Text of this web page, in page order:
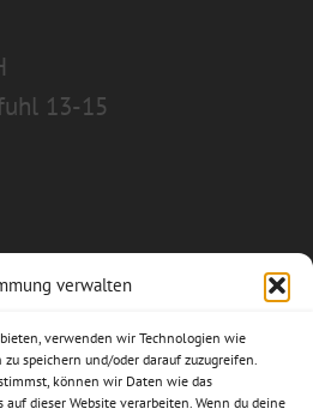
verwalten
verwenden wir Technologien wie
speichern und/oder darauf zuzugreifen.
können wir Daten wie das
dieser Website verarbeiten. Wenn du deine
13-15